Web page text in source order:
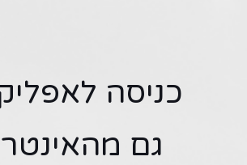
כניסה
גם